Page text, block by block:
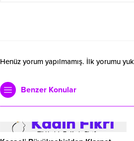
Henüz yorum yapılmamış. İlk yorumu
Benzer Konular